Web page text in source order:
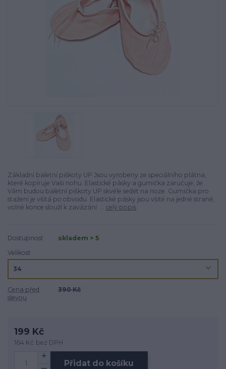
Základní baletní piškoty UP Jsou vyrobeny ze speciálního plátna,
které kopí­ruje Vaši nohu. Elastické pásky a gumička zaručuje, že
Vám budou baletní­ piškoty UP skvéle sedět na noze. Gumička pro
stažení­ je všitá po obvodu. Elastické pásky jsou všité na jedné straně,
volné konce slouží­ k zavázání ... celý popis
Dostupnost
skladem > 5
Velikost
Cena před
slevou
390 Kč
199 Kč
164 Kč bez DPH
Přidat do košíku